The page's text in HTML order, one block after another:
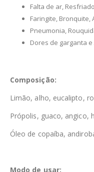
Falta de ar,
Faringite, Bronquite,
Pneumonia,
Dores de garganta e
Composição:
Limão, alho, eucalipto,
Própolis, guaco, angico,
Óleo de copaíba,
Modo de usar: